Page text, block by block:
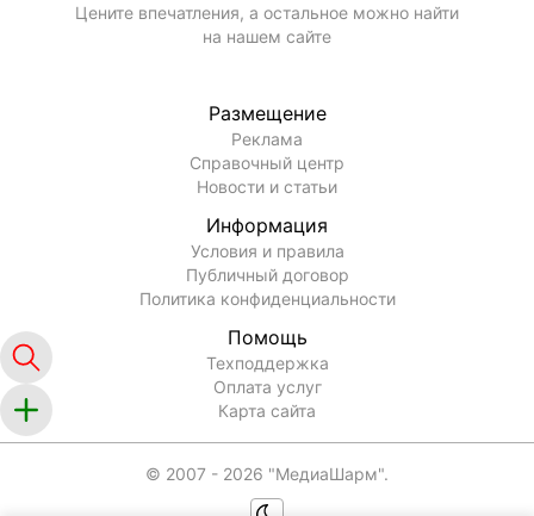
Цените впечатления, а остальное можно найти
на нашем сайте
Размещение
Реклама
Справочный центр
Новости и статьи
Информация
Условия и правила
Публичный договор
Политика конфиденциальности
Помощь
Техподдержка
Оплата услуг
Карта сайта
© 2007 - 2026 "МедиаШарм".